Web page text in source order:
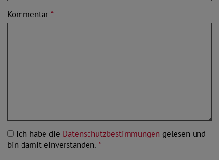
Kommentar *
Ich habe die Datenschutzbestimmungen gelesen und
bin damit einverstanden. *